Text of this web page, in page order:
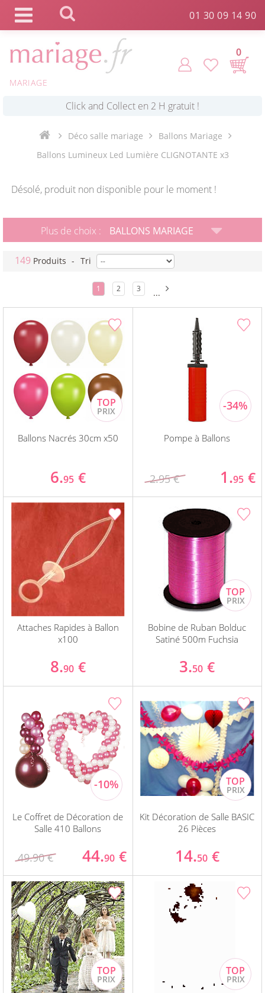
01 30 09 14 90
MARIAGE
0
Commande expédiée en 24h ! *
Livraison point relais gratuit dès 89 € !
Payez votre commande en 4X sans frais
Déco salle mariage
Ballons Mariage
Ballons Lumineux Led Lumière CLIGNOTANTE x3
Désolé, produit non disponible pour le moment !
Plus de choix : BALLONS MARIAGE
149 Produits - Tri
1 2 3 ...
Ballons Nacrés 30cm x50
6.95 €
Pompe à Ballons
2.95 € 1.95 €
Attaches Rapides à Ballon
x100
8.90 €
Bobine de Ruban Bolduc
Satiné 500m Fuchsia
3.50 €
Le Coffret de Décoration de
Salle 410 Ballons
49.90 € 44.90 €
Kit Décoration de Salle BASIC
26 Pièces
14.50 €
Panneau de gestion des cookies